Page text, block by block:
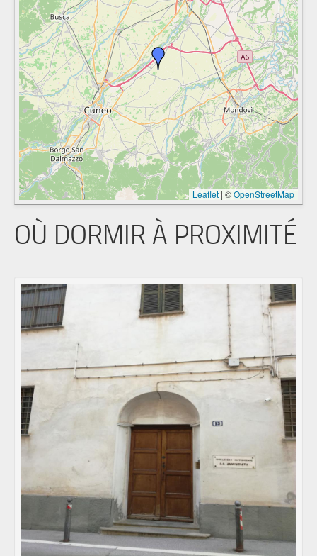
Leaflet | ©OpenStreetMap
OÙ DORMIR À PROXIMITÉ